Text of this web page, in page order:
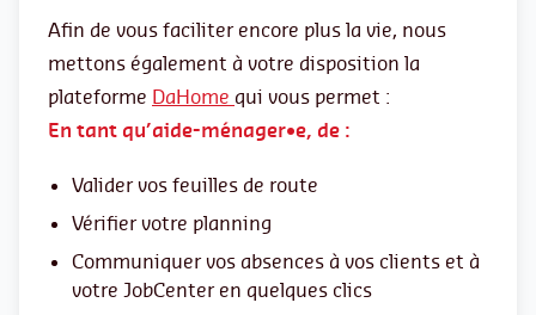
Afin de vous faciliter encore plus la vie, nous
mettons également à votre disposition la
plateforme DaHome qui vous permet :
En tant qu’aide-ménager•e, de :
Valider vos feuilles de route
Vérifier votre planning
Communiquer vos absences à vos clients et à
votre JobCenter en quelques clics